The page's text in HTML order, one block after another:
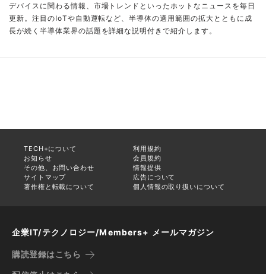
デバイスに関わる情報、市場トレンドといったホットなニュースを毎日
更新。注目のIoTや自動運転など、半導体の適用範囲の拡大とともに成
長が続く半導体業界の話題を詳細な説明付きで紹介します。
TECH+について
利用規約
お知らせ
会員規約
その他、お問い合わせ
情報提供
サイトマップ
広告について
著作権と転載について
個人情報の取り扱いについて
企業IT/テクノロジー/Members+ メールマガジン
購読登録はこちら